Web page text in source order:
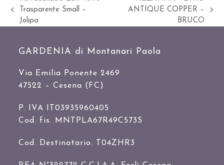
Slide
precedente:
Trasparente Small –
Jolipa
articolo:
ANTIQUE COPPER –
BRUCO
GARDENIA di Montanari Paola
Via Emilia Ponente 2469
47522 – Cesena (FC)
P. IVA IT03935960405
Cod. fis. MNTPLA67R49C573S
Cod. Destinatario: T04ZHR3